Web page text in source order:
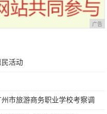
广告
民活动
市旅游商务职业学校考察调